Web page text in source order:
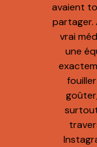
avaient
partager.
vrai
une